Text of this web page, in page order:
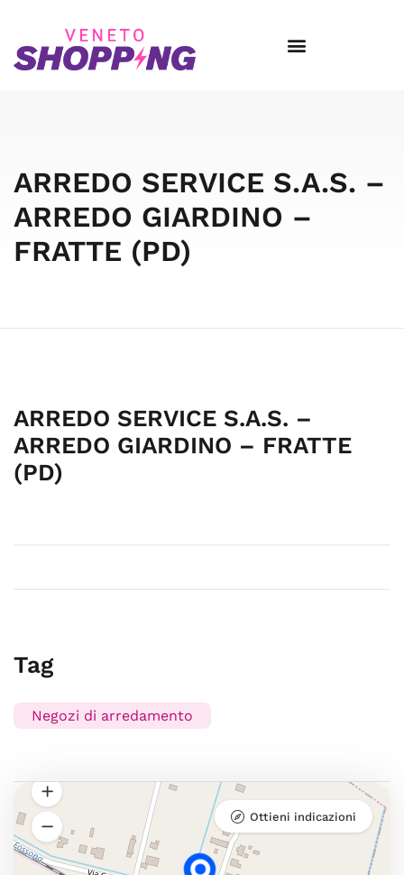
ARREDO SERVICE S.A.S. –
ARREDO GIARDINO –
FRATTE (PD)
ARREDO SERVICE S.A.S. –
ARREDO GIARDINO – FRATTE
(PD)
Tag
Negozi di arredamento
Ottieni indicazioni